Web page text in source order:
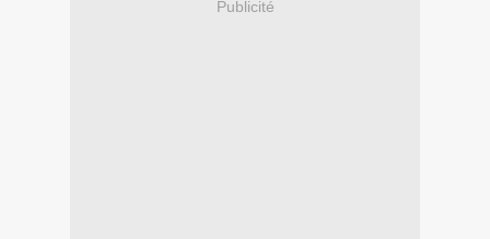
Publicité